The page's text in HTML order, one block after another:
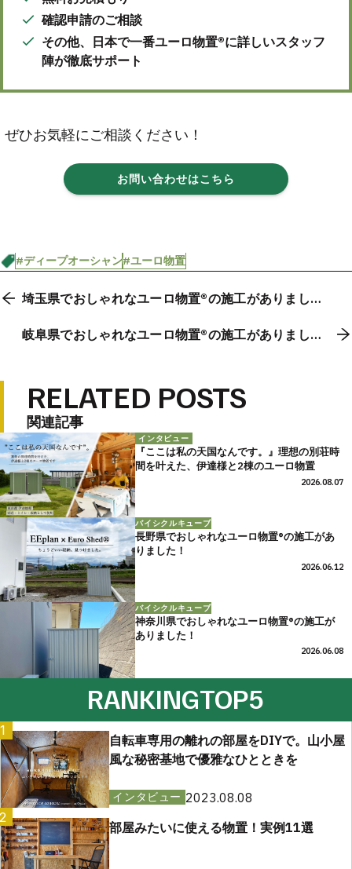
確認申請のご相談
その他、日本で一番ユーロ物置®に詳しいスタッフ
陣が徹底サポート
ぜひお気軽にご相談ください！
お問い合わせはこちら
#ディープオーシャン#ユーロ物置
埼玉県でおしゃれなユーロ物置®の施工がありまし
岐阜県でおしゃれなユーロ物置®の施工がありまし
RELATED POSTS
関連記事
インタビュー
『ここは私の天国なんです。』理想の別荘時
間を叶えた、伊達様と2棟のユーロ物置
2026.08.07
バイシクルキューブ
長野県でおしゃれなユーロ物置®の施工があ
りました！
2026.06.12
バイシクルキューブ
神奈川県でおしゃれなユーロ物置®の施工が
ありました！
2026.06.08
RANKINGTOP5
1
自転車専用の離れの部屋をDIYで。山小屋
風な秘密基地で優雅なひとときを
インタビュー 2023.08.08
2
部屋みたいに使える物置！実例11選